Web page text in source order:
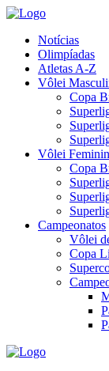
Notícias
Olimpíadas
Atletas A-Z
Vôlei
Copa
Vôlei
Copa
Campeonatos
Vôlei
Copa